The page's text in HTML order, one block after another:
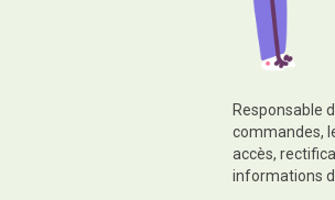
Responsable
commandes,
accès,
informations